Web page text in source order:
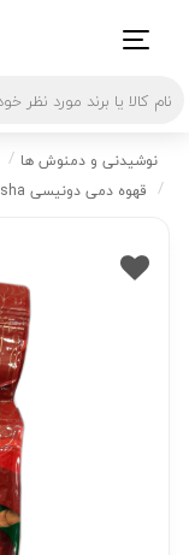
نوشیدنی و دمنوش ها
قهوه دمی دونیسی pasha